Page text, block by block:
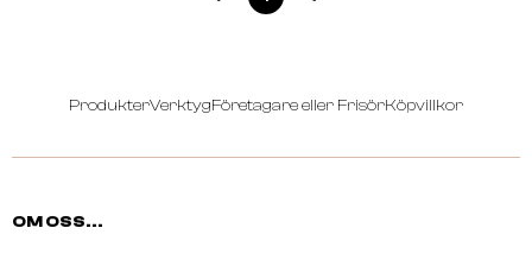
ProdukterVerktygFöretagare eller FrisörKöpvillkor
OM OSS...